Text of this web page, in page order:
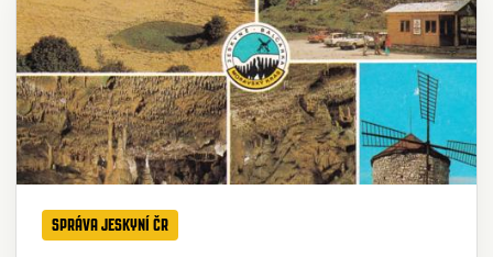
SPRÁVA JESKYNÍ ČR